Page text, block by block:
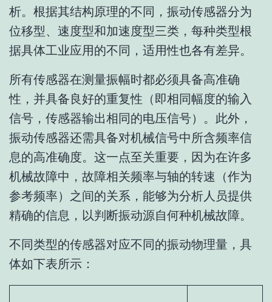
析。根据其结构原理的不同，振动传感器分为
位移型、速度型和加速度型三类，每种类型根
据具体工业应用的不同，适用性也各有差异。
所有传感器在测量振幅时都必须具备高准确
性，并具备良好的重复性（即相同幅度的输入
信号，传感器输出相同的电压信号）。此外，
振动传感器还需具备对机械信号中所含频率信
息的高准确度。这一点至关重要，因为在许多
机械故障中，故障相关频率与轴的转速（作为
参考频率）之间的关系，能够为分析人员提供
精确的信息，以判断振动源自何种机械故障。
不同类型的传感器对应不同的振动物理量，具
体如下表所示：